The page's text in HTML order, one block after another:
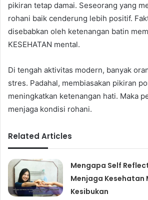
pikiran tetap damai. Seseorang yang
rohani baik cenderung lebih positif.
disebabkan oleh ketenangan batin
KESEHATAN mental.
Di tengah aktivitas modern, banyak
stres. Padahal, membiasakan pikiran
meningkatkan ketenangan hati. Maka
menjaga kondisi rohani.
Related Articles
Mengapa Self
Menjaga Kesehatan
Kesibukan